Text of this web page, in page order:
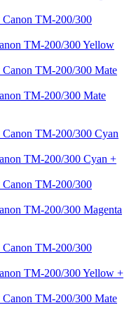
TM-200/300 Yellow
TM-200/300 Mate
TM-200/300 Cyan +
TM-200/300 Magenta
TM-200/300 Yellow +